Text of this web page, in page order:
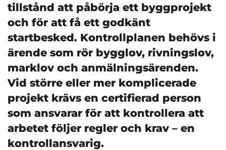
tillstånd att påbörja ett byggprojekt
och för att få ett godkänt
startbesked. Kontrollplanen behövs i
ärende som rör bygglov, rivningslov,
marklov och anmälningsärenden.
Vid större eller mer komplicerade
projekt krävs en certifierad person
som ansvarar för att kontrollera att
arbetet följer regler och krav – en
kontrollansvarig.